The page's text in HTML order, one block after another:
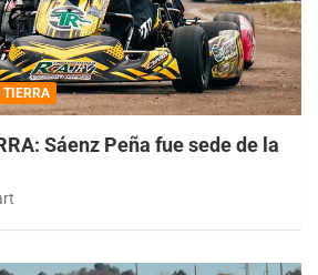
TIERRA
Sáenz Peña fue sede de la